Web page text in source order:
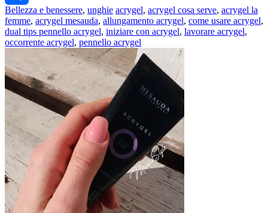
Share
Bellezza e benessere, unghie acrygel, acrygel cosa serve, acrygel la
femme, acrygel mesauda, allungamento acrygel, come usare acrygel,
dual tips pennello acrygel, iniziare con acrygel, lavorare acrygel,
occorrente acrygel, pennello acrygel